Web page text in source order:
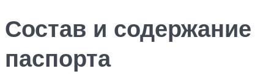
Состав и содержание
паспорта